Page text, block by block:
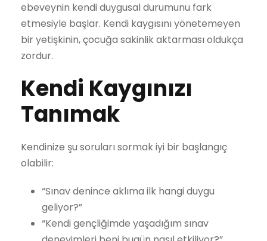
ebeveynin kendi duygusal durumunu fark
etmesiyle başlar. Kendi kaygısını yönetemeyen
bir yetişkinin, çocuğa sakinlik aktarması oldukça
zordur.
Kendi Kaygınızı
Tanımak
Kendinize şu soruları sormak iyi bir başlangıç
olabilir:
“Sınav denince aklıma ilk hangi duygu
geliyor?”
“Kendi gençliğimde yaşadığım sınav